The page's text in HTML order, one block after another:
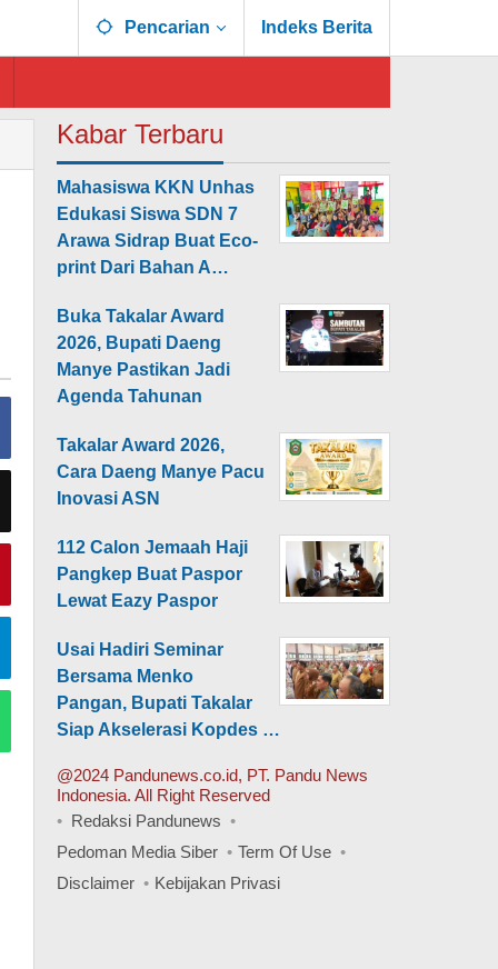
Pencarian Indeks Berita
Kabar Terbaru
Mahasiswa KKN Unhas
Edukasi Siswa SDN 7
Arawa Sidrap Buat Eco-
print Dari Bahan A…
Buka Takalar Award
2026, Bupati Daeng
Manye Pastikan Jadi
Agenda Tahunan
Takalar Award 2026,
Cara Daeng Manye Pacu
Inovasi ASN
112 Calon Jemaah Haji
Pangkep Buat Paspor
Lewat Eazy Paspor
Usai Hadiri Seminar
Bersama Menko
Pangan, Bupati Takalar
Siap Akselerasi Kopdes …
@2024 Pandunews.co.id, PT. Pandu News
Indonesia. All Right Reserved
Redaksi Pandunews
Pedoman Media Siber
Term Of Use
Disclaimer
Kebijakan Privasi